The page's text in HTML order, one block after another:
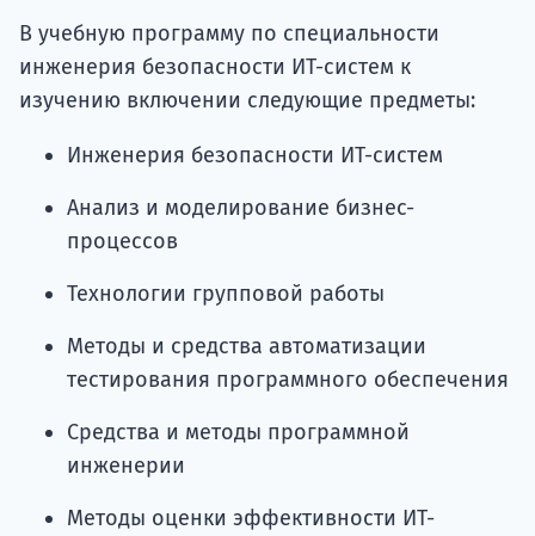
В учебную программу по специальности
инженерия безопасности ИТ-систем к
изучению включении следующие предметы:
Инженерия безопасности ИТ-систем
Анализ и моделирование бизнес-
процессов
Технологии групповой работы
Методы и средства автоматизации
тестирования программного обеспечения
Средства и методы программной
инженерии
Методы оценки эффективности ИТ-